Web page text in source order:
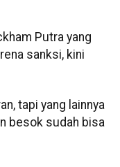
Putra yang
sanksi, kini
tapi yang lainnya
besok sudah bisa